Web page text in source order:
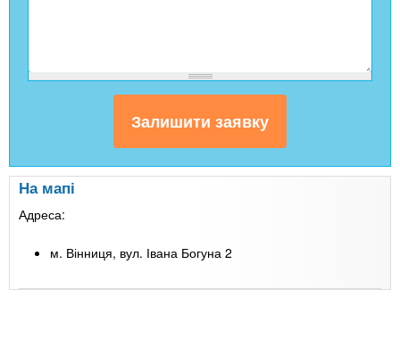
На мапі
Адреса:
м. Вінниця, вул. Івана Богуна 2